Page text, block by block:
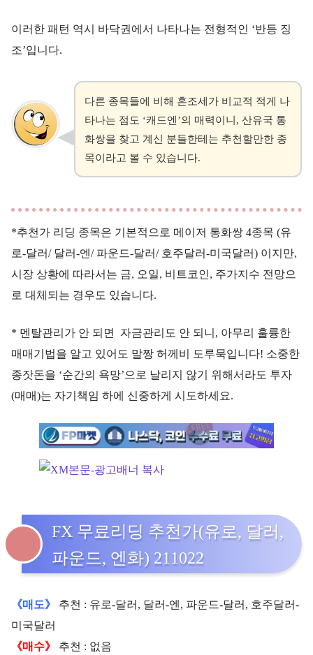
이러한 패턴 역시 바닥권에서 나타나는 전형적인 ‘반등 징
조’입니다.
다른 종목들에 비해 혼조세가 비교적 적게 나
타나는 점도 ‘캐드엔’의 매력이니, 산유국 통
화쌍을 찾고 계신 분들한테는 추천할만한 종
목이라고 볼 수 있습니다.
*추천가 리딩 종목은 기본적으로 메이저 통화쌍 4종목 (유
로-달러/ 달러-엔/ 파운드-달러/ 호주달러-미국달러) 이지만,
시장 상황에 따라서는 금, 오일, 비트코인, 주가지수 전망으
로 대체되는 경우도 있습니다.
* 멘탈관리가 안 되면 자금관리도 안 되니, 아무리 훌륭한
매매기법을 알고 있어도 말짱 허께비 도루묵입니다! 소중한
종잣돈을 ‘순간의 욕망’으로 날리지 않기 위해서라도 투자
(매매)는 자기책임 하에 신중하게 시도하세요.
FX 무료리딩 추천가(유로, 달러,
파운드, 엔화) 211022
《매도》
추천 : 유로-달러, 달러-엔, 파운드-달러, 호주달러-
미국달러
《매수》
추천 : 없음